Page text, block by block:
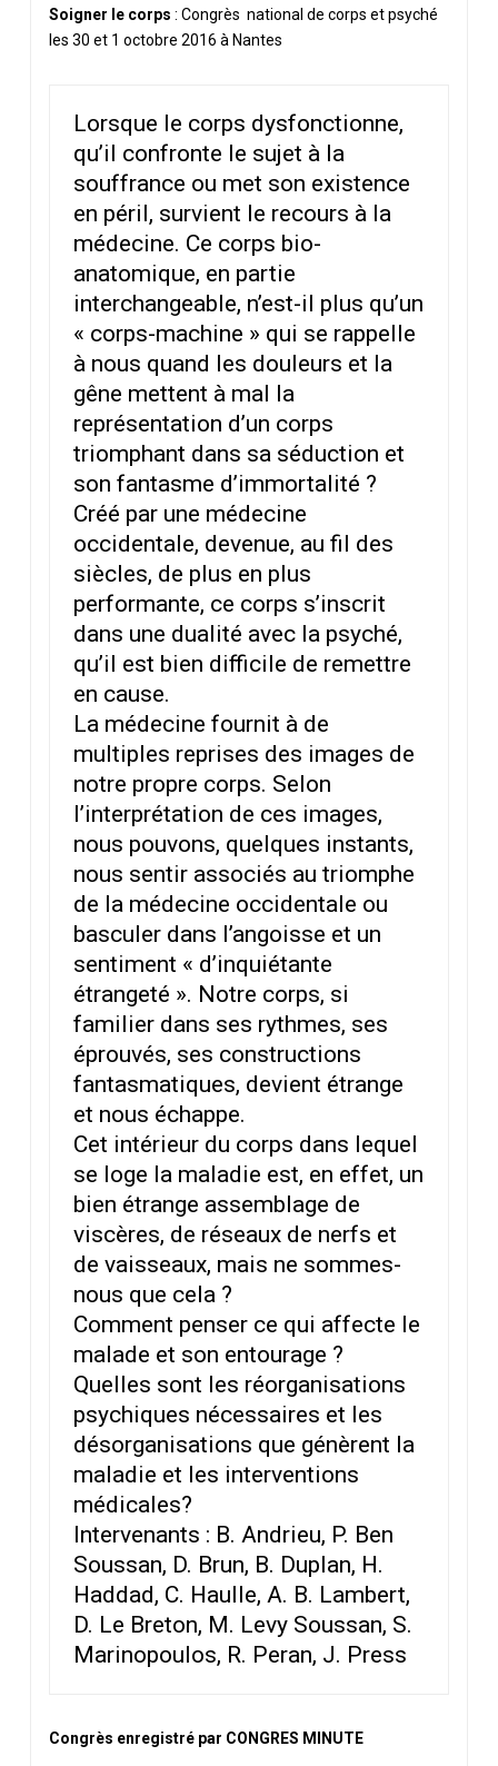
Soigner le corps : Congrès national de corps et psyché
les 30 et 1 octobre 2016 à Nantes
Lorsque le corps dysfonctionne,
qu’il confronte le sujet à la
souffrance ou met son existence
en péril, survient le recours à la
médecine. Ce corps bio-
anatomique, en partie
interchangeable, n’est-il plus qu’un
« corps-machine » qui se rappelle
à nous quand les douleurs et la
gêne mettent à mal la
représentation d’un corps
triomphant dans sa séduction et
son fantasme d’immortalité ?
Créé par une médecine
occidentale, devenue, au fil des
siècles, de plus en plus
performante, ce corps s’inscrit
dans une dualité avec la psyché,
qu’il est bien difficile de remettre
en cause.
La médecine fournit à de
multiples reprises des images de
notre propre corps. Selon
l’interprétation de ces images,
nous pouvons, quelques instants,
nous sentir associés au triomphe
de la médecine occidentale ou
basculer dans l’angoisse et un
sentiment « d’inquiétante
étrangeté ». Notre corps, si
familier dans ses rythmes, ses
éprouvés, ses constructions
fantasmatiques, devient étrange
et nous échappe.
Cet intérieur du corps dans lequel
se loge la maladie est, en effet, un
bien étrange assemblage de
viscères, de réseaux de nerfs et
de vaisseaux, mais ne sommes-
nous que cela ?
Comment penser ce qui affecte le
malade et son entourage ?
Quelles sont les réorganisations
psychiques nécessaires et les
désorganisations que génèrent la
maladie et les interventions
médicales?
Intervenants : B. Andrieu, P. Ben
Soussan, D. Brun, B. Duplan, H.
Haddad, C. Haulle, A. B. Lambert,
D. Le Breton, M. Levy Soussan, S.
Marinopoulos, R. Peran, J. Press
Congrès enregistré par CONGRES MINUTE